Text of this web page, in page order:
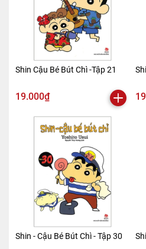
Shin Cậu Bé Bút Chì -Tập 21
19.000₫
Shin - Cậu Bé Bút Chì - Tập 30